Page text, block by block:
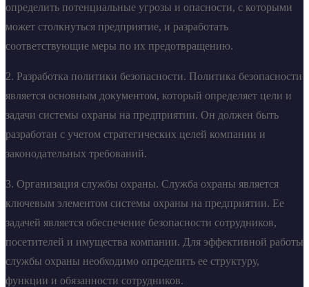
определить потенциальные угрозы и опасности, с которыми
может столкнуться предприятие, и разработать
соответствующие меры по их предотвращению.
2. Разработка политики безопасности. Политика безопасности
является основным документом, который определяет цели и
задачи системы охраны на предприятии. Он должен быть
разработан с учетом стратегических целей компании и
законодательных требований.
3. Организация службы охраны. Служба охраны является
ключевым элементом системы охраны на предприятии. Ее
задачей является обеспечение безопасности сотрудников,
посетителей и имущества компании. Для эффективной работы
службы охраны необходимо определить ее структуру,
функции и обязанности сотрудников.